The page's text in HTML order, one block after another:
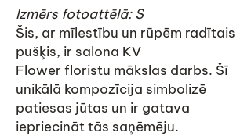
Izmērs fotoattēlā: S
Šis, ar mīlestību un rūpēm radītais
pušķis, ir salona KV
Flower floristu mākslas darbs. Šī
unikālā kompozīcija simbolizē
patiesas jūtas un ir gatava
iepriecināt tās saņēmēju.